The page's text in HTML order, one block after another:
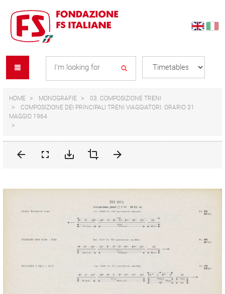
content
navigation
menu
HOME MONOGRAFIE
03. COMPOSIZIONE TRENI
COMPOSIZIONE DEI PRINCIPALI TRENI VIAGGIATORI. ORARIO 31
MAGGIO 1964